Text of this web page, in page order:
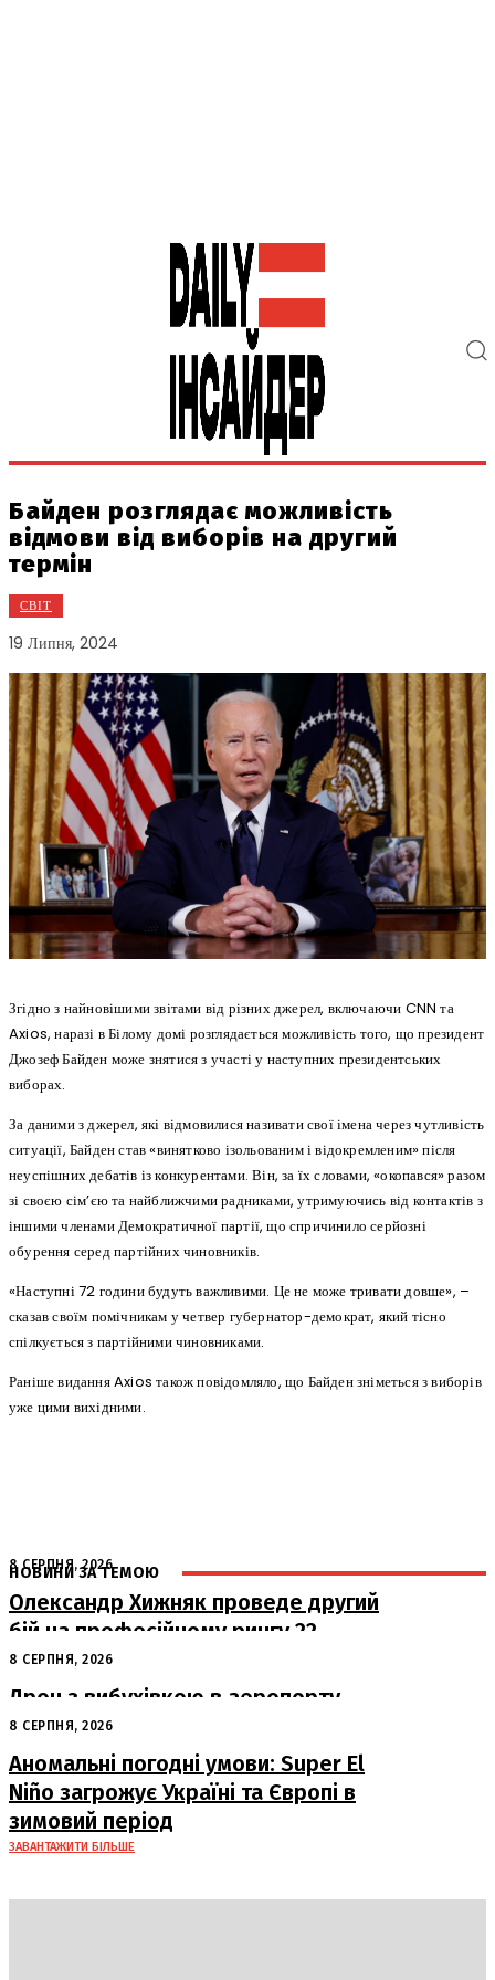
Байден розглядає можливість
відмови від виборів на другий
термін
СВІТ
19 Липня, 2024
Згідно з найновішими звітами від різних джерел, включаючи CNN та
Axios, наразі в Білому домі розглядається можливість того, що президент
Джозеф Байден може знятися з участі у наступних президентських
виборах.
За даними з джерел, які відмовилися називати свої імена через чутливість
ситуації, Байден став «винятково ізольованим і відокремленим» після
неуспішних дебатів із конкурентами. Він, за їх словами, «окопався» разом
зі своєю сім’єю та найближчими радниками, утримуючись від контактів з
іншими членами Демократичної партії, що спричинило серйозні
обурення серед партійних чиновників.
«Наступні 72 години будуть важливими. Це не може тривати довше», –
сказав своїм помічникам у четвер губернатор-демократ, який тісно
спілкується з партійними чиновниками.
Раніше видання Axios також повідомляло, що Байден зніметься з виборів
уже цими вихідними.
НОВИНИ ЗА ТЕМОЮ
8 СЕРПНЯ, 2026
Олександр Хижняк проведе другий
бій на професійному рингу 22
серпня у Львові
8 СЕРПНЯ, 2026
Дрон з вибухівкою в аеропорту
Лейпцига: США підозрюють Росію
8 СЕРПНЯ, 2026
Аномальні погодні умови: Super El
Niño загрожує Україні та Європі в
зимовий період
ЗАВАНТАЖИТИ БІЛЬШЕ